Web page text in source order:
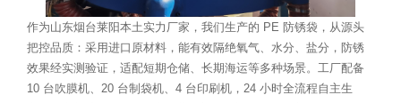
作为山东烟台莱阳本土实力厂家，我们生产的 PE 防锈袋，从源头
把控品质：采用进口原材料，能有效隔绝氧气、水分、盐分，防锈
效果经实测验证，适配短期仓储、长期海运等多种场景。工厂配备
10 台吹膜机、20 台制袋机、4 台印刷机，24 小时全流程自主生